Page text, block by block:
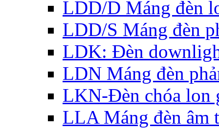
LDD/D Máng đèn
LDD/S Máng đèn
LDK: Đèn
LDN Máng đèn
LKN-Đèn chóa lon
LLA Máng đèn âm